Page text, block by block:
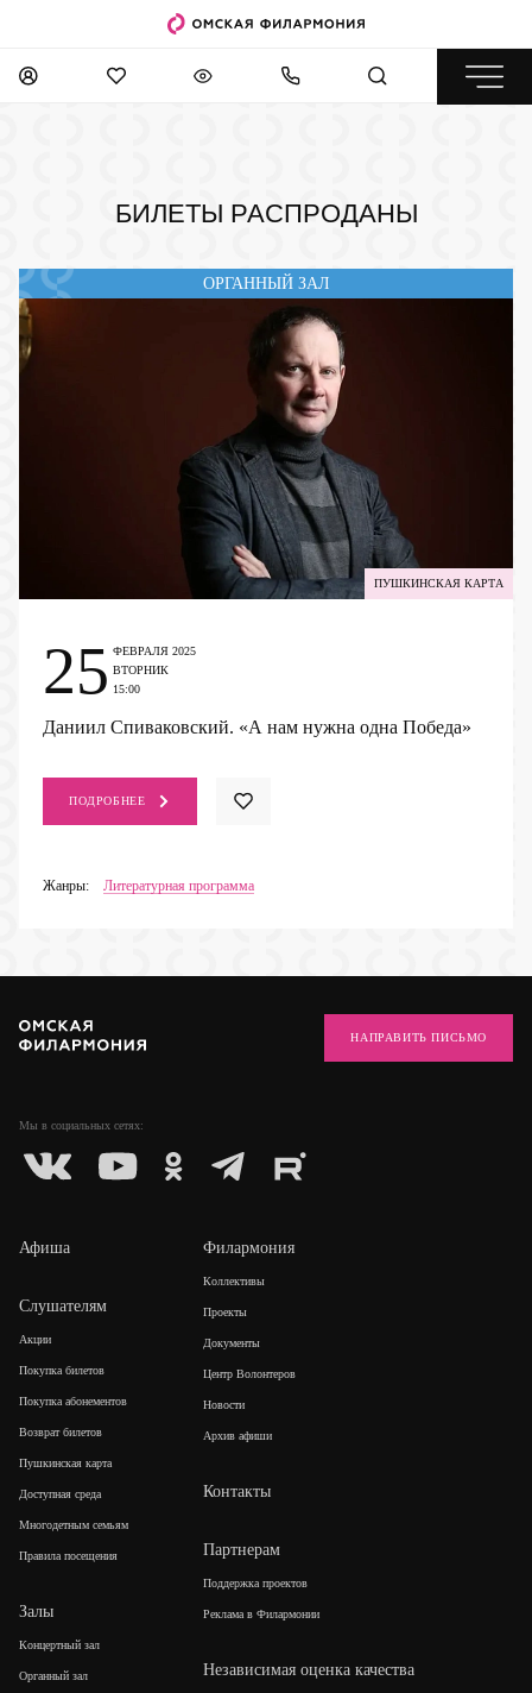
БИЛЕТЫ РАСПРОДАНЫ
ОРГАННЫЙ ЗАЛ
ПУШКИНСКАЯ КАРТА
Даниил Спиваковский. «А нам нужна одна Победа»
Жанры: Литературная программа
25 ФЕВРАЛЯ 2025
ВТОРНИК
15:00
ПОДРОБНЕЕ
Мы в социальных сетях:
НАПРАВИТЬ ПИСЬМО
Афиша
Слушателям
Акции
Покупка билетов
Покупка абонементов
Возврат билетов
Пушкинская карта
Доступная среда
Многодетным семьям
Правила посещения
Залы
Концертный зал
Органный зал
Филармония
Коллективы
Проекты
Документы
Центр Волонтеров
Новости
Архив афиши
Контакты
Партнерам
Поддержка проектов
Реклама в Филармонии
Независимая оценка качества